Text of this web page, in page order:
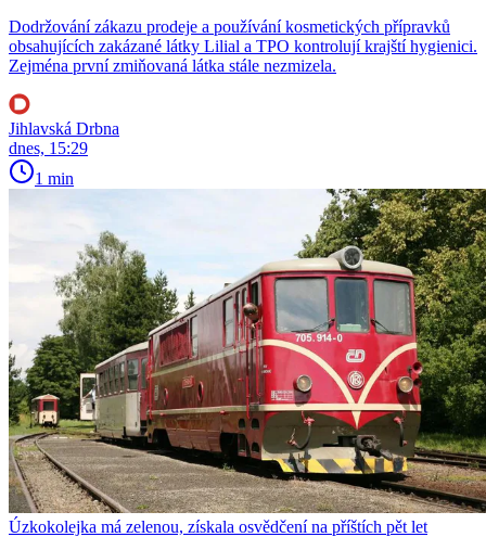
Dodržování zákazu prodeje a používání kosmetických přípravků
obsahujících zakázané látky Lilial a TPO kontrolují krajští hygienici.
Zejména první zmiňovaná látka stále nezmizela.
Jihlavská Drbna
dnes, 15:29
1 min
Úzkokolejka má zelenou, získala osvědčení na příštích pět let